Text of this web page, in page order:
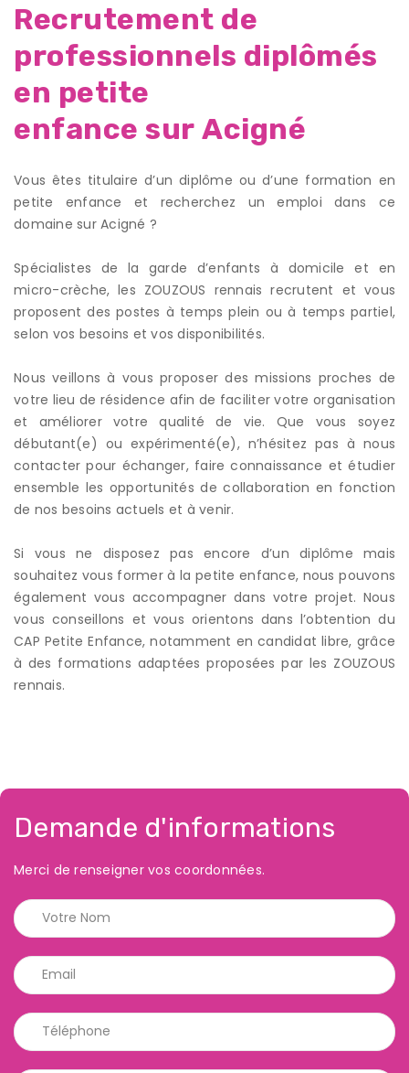
Recrutement de
professionnels diplômés
en petite
enfance sur Acigné
Vous êtes titulaire d’un diplôme ou d’une formation en
petite enfance et recherchez un emploi dans ce
domaine sur Acigné ?
Spécialistes de la garde d’enfants à domicile et en
micro-crèche, les ZOUZOUS rennais recrutent et vous
proposent des postes à temps plein ou à temps partiel,
selon vos besoins et vos disponibilités.
Nous veillons à vous proposer des missions proches de
votre lieu de résidence afin de faciliter votre organisation
et améliorer votre qualité de vie. Que vous soyez
débutant(e) ou expérimenté(e), n’hésitez pas à nous
contacter pour échanger, faire connaissance et étudier
ensemble les opportunités de collaboration en fonction
de nos besoins actuels et à venir.
Si vous ne disposez pas encore d’un diplôme mais
souhaitez vous former à la petite enfance, nous pouvons
également vous accompagner dans votre projet. Nous
vous conseillons et vous orientons dans l’obtention du
CAP Petite Enfance, notamment en candidat libre, grâce
à des formations adaptées proposées par les ZOUZOUS
rennais.
Demande d'informations
Merci de renseigner vos coordonnées.